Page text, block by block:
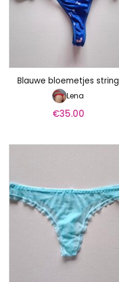
Blauwe bloemetjes string
Lena
€35.00